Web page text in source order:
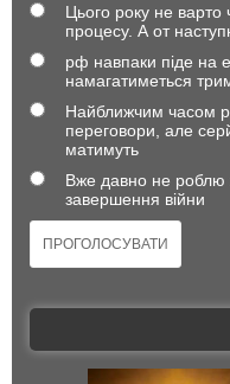
Цього року не варто
процесу. А от
рф навпаки піде на
намагатиметься
Найближчим часом
переговори, але
матимуть
Вже давно не роблю
завершення війни